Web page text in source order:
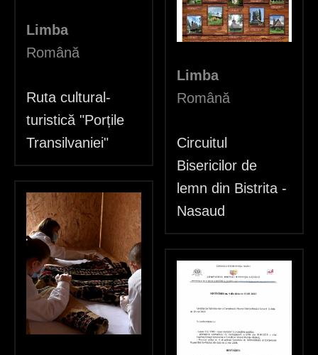
Limba
Română
Ruta cultural-
turistică "Porțile
Transilvaniei"
Limba
Română
Circuitul
Bisericilor de
lemn din Bistrita -
Nasaud